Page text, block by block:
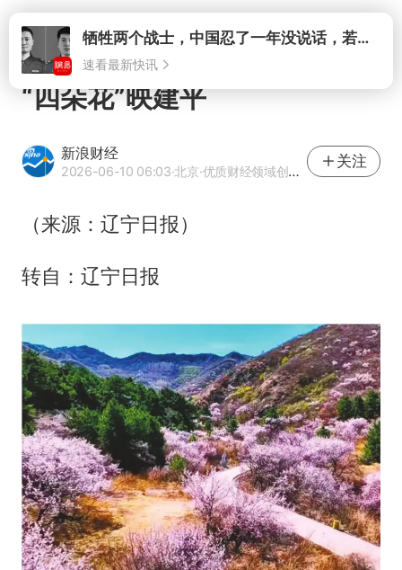
打开牺牲两个战士，中国忍了一年没说话，若菲律宾死了人，他会开战吗
速看最新快讯
“四朵花”映建平
新浪财经
2026-06-10 06:03·北京·优质财经领域创作者
关注
（来源：辽宁日报）
转自：辽宁日报